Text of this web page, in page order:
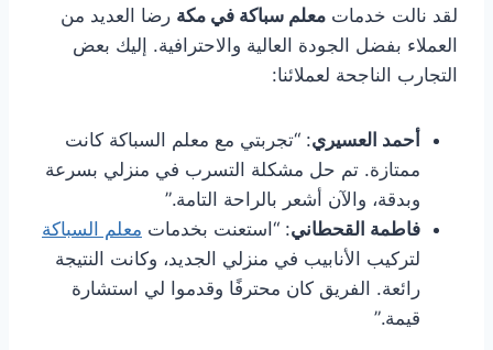
لقد نالت خدمات معلم سباكة في مكة رضا العديد من
العملاء بفضل الجودة العالية والاحترافية. إليك بعض
التجارب الناجحة لعملائنا:
أحمد العسيري: “تجربتي مع معلم السباكة كانت
ممتازة. تم حل مشكلة التسرب في منزلي بسرعة
وبدقة، والآن أشعر بالراحة التامة.”
فاطمة القحطاني: “استعنت بخدمات معلم السباكة
لتركيب الأنابيب في منزلي الجديد، وكانت النتيجة
رائعة. الفريق كان محترفًا وقدموا لي استشارة
قيمة.”